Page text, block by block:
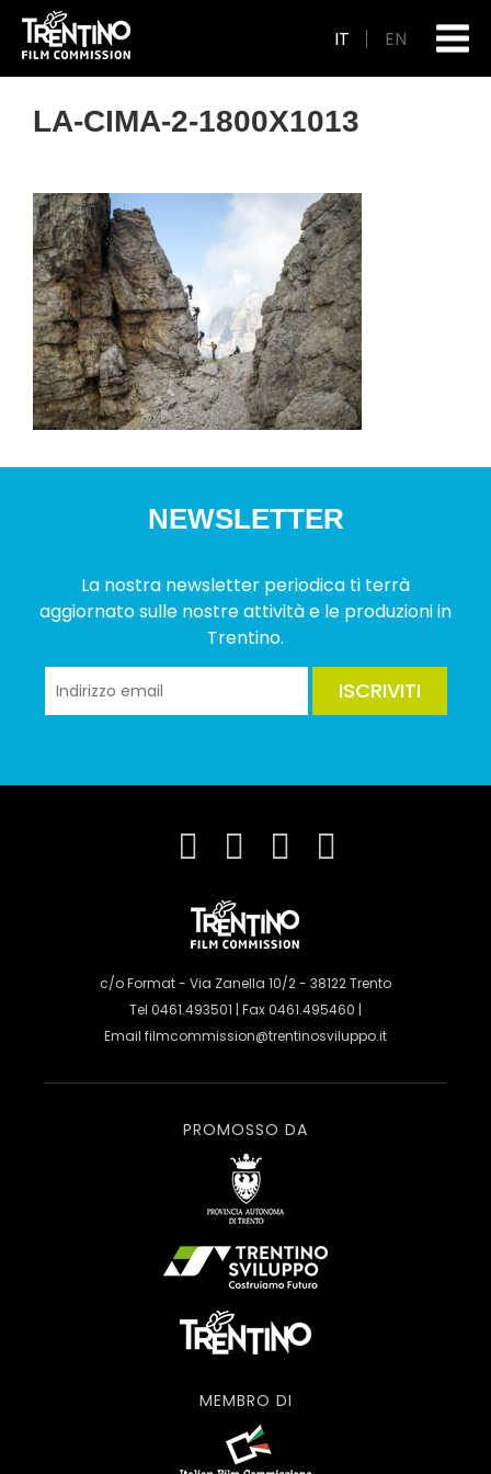
IT EN
LA-CIMA-2-1800X1013
NEWSLETTER
La nostra newsletter periodica ti terrà
aggiornato sulle nostre attività e le produzioni in
Trentino.
ISCRIVITI
c/o Format - Via Zanella 10/2 - 38122 Trento
Tel 0461.493501 | Fax 0461.495460 |
Email filmcommission@trentinosviluppo.it
PROMOSSO DA
MEMBRO DI